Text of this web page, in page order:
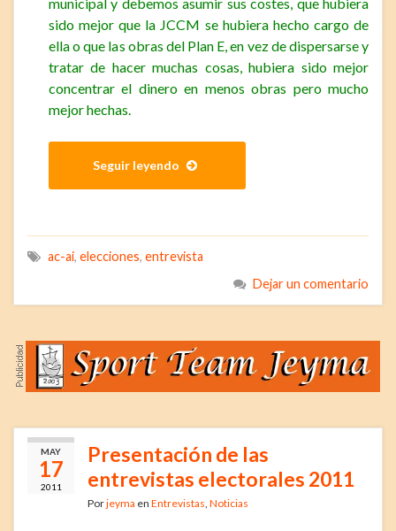
sido mejor que la JCCM se hubiera hecho cargo de
ella o que las obras del Plan E, en vez de dispersarse y
tratar de hacer muchas cosas, hubiera sido mejor
concentrar el dinero en menos obras pero mucho
mejor hechas.
Seguir leyendo
ac-ai, elecciones, entrevista
Dejar un comentario
MAY
17
2011
Presentación de las
entrevistas electorales 2011
Porjeyma en Entrevistas Noticias